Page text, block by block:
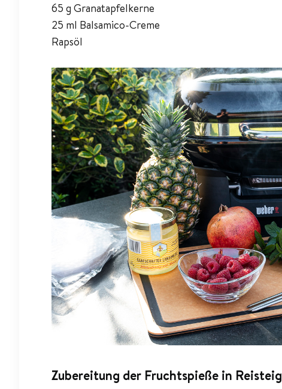
65 g Granatapfelkerne
25 ml Balsamico-Creme
Rapsöl
Zubereitung der Fruchtspieße in Reisteig